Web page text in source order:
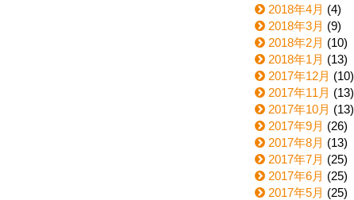
2018年4月 (4)
2018年3月 (9)
2018年2月 (10)
2018年1月 (13)
2017年12月 (10)
2017年11月 (13)
2017年10月 (13)
2017年9月 (26)
2017年8月 (13)
2017年7月 (25)
2017年6月 (25)
2017年5月 (25)